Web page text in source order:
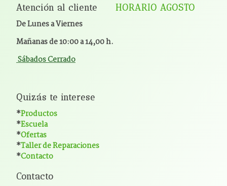
Atención al cliente HORARIO AGOSTO
De Lunes a Viernes
Mañanas de 10:00 a 14,00 h.
Sábados Cerrado
Quizás te interese
*Productos
*Escuela
*Ofertas
*Taller de Reparaciones
*Contacto
Contacto